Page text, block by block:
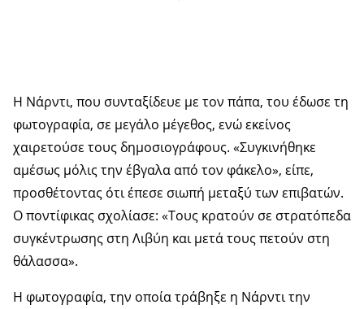
Η Νάρντι, που συνταξίδευε με τον πάπα, του έδωσε τη
φωτογραφία, σε μεγάλο μέγεθος, ενώ εκείνος
χαιρετούσε τους δημοσιογράφους. «Συγκινήθηκε
αμέσως μόλις την έβγαλα από τον φάκελο», είπε,
προσθέτοντας ότι έπεσε σιωπή μεταξύ των επιβατών.
Ο ποντίφικας σχολίασε: «Τους κρατούν σε στρατόπεδα
συγκέντρωσης στη Λιβύη και μετά τους πετούν στη
θάλασσα».
Η φωτογραφία, την οποία τράβηξε η Νάρντι την